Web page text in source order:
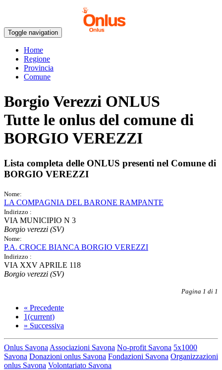
Toggle navigation
Home
Regione
Provincia
Comune
Borgio Verezzi ONLUS
Tutte le onlus del comune di
BORGIO VEREZZI
Lista completa delle ONLUS presenti nel Comune di
BORGIO VEREZZI
Nome:
LA COMPAGNIA DEL BARONE RAMPANTE
Indirizzo :
VIA MUNICIPIO N 3
Borgio verezzi (SV)
Nome:
P.A. CROCE BIANCA BORGIO VEREZZI
Indirizzo :
VIA XXV APRILE 118
Borgio verezzi (SV)
Pagina 1 di 1
« Precedente
1(current)
» Successiva
Onlus Savona Associazioni Savona No-profit Savona 5x1000
Savona Donazioni onlus Savona Fondazioni Savona Organizzazioni
onlus Savona Volontariato Savona